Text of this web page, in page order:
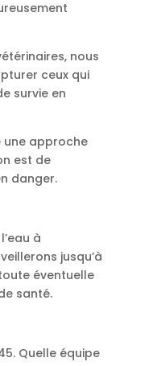
nous
ceux qui
survie en
une approche
est de
danger.
à
jusqu’à
éventuelle
santé.
Quelle équipe